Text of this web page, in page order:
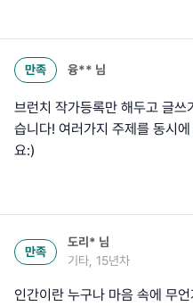
만족 융** 님
브런치 작가등록만 해두고 글
습니다! 여러가지 주제를 동시
요:)
만족
도리* 님
기타, 15년차
인간이란 누구나 마음 속에 무